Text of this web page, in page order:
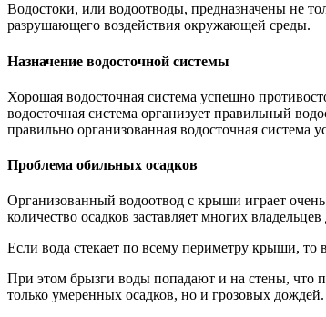
Водостоки, или водоотводы, предназначены не
разрушающего воздействия окружающей среды.
Назначение водосточной системы
Хорошая водосточная система успешно
водосточная система организует правильный
правильно организованная водосточная
Проблема обильных осадков
Организованный водоотвод с крыши играет
количество осадков заставляет многих
Если вода стекает по всему периметру крыши, то
При этом брызги воды попадают и на стены, что
только умеренных осадков, но и грозовых дождей.